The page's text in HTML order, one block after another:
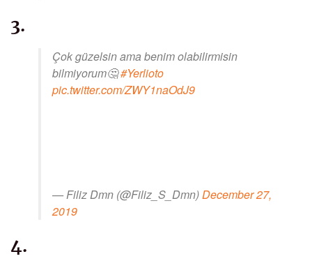
3.
Çok güzelsin ama benim olabilirmisin
bilmiyorum🤔#Yerlioto
pic.twitter.com/ZWY1naOdJ9
— Filiz Dmn (@Filiz_S_Dmn)December 27,
2019
4.